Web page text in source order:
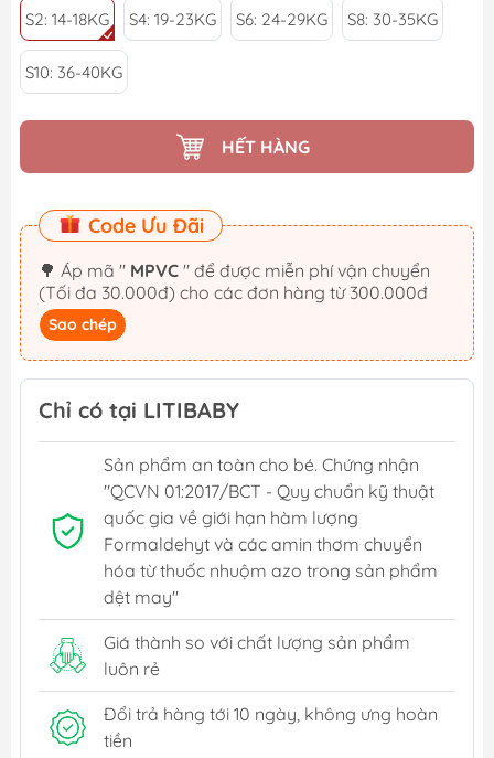
S2: 14-18KG S4: 19-23KG S6: 24-29KG S8: 30-35KG
S10: 36-40KG
HẾT HÀNG
Code Ưu Đãi
🌳 Áp mã " MPVC " để được miễn phí vận chuyển
(Tối đa 30.000đ) cho các đơn hàng từ 300.000đ
Sao chép
Chỉ có tại LITIBABY
Sản phẩm an toàn cho bé. Chứng nhận
"QCVN 01:2017/BCT - Quy chuẩn kỹ thuật
quốc gia về giới hạn hàm lượng
Formaldehyt và các amin thơm chuyển
hóa từ thuốc nhuộm azo trong sản phẩm
dệt may"
Giá thành so với chất lượng sản phẩm
luôn rẻ
Đổi trả hàng tới 10 ngày, không ưng hoàn
tiền